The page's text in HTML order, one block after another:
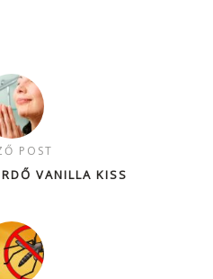
POST
VANILLA KISS